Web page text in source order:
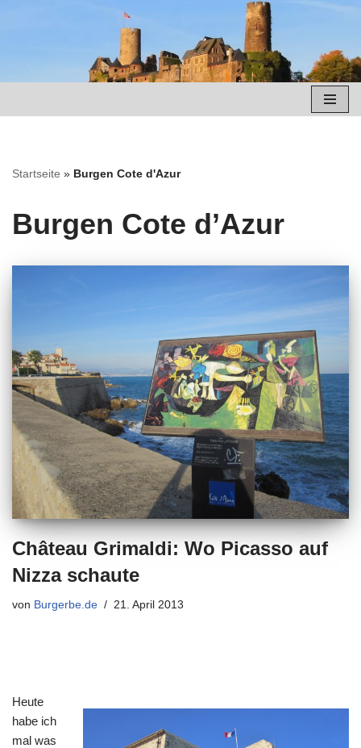
springen
Startseite » Burgen Cote d'Azur
Burgen Cote d’Azur
Château Grimaldi: Wo Picasso auf
Nizza schaute
von Burgerbe.de 21. April 2013
Heute
habe ich
mal was